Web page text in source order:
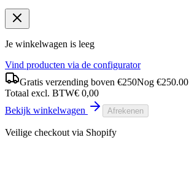
Je winkelwagen is leeg
Vind producten via de configurator
Gratis verzending boven €250Nog €250.00
Totaal excl. BTW€ 0,00
Bekijk winkelwagen
Afrekenen
Veilige checkout via Shopify